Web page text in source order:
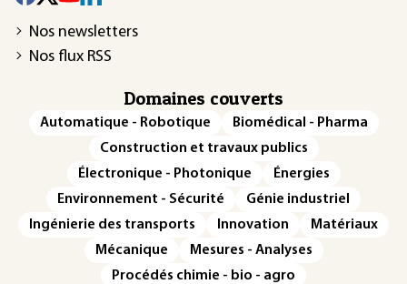
Nos newsletters
Nos flux RSS
Domaines couverts
Automatique - Robotique
Biomédical - Pharma
Construction et travaux publics
Électronique - Photonique
Énergies
Environnement - Sécurité
Génie industriel
Ingénierie des transports
Innovation
Matériaux
Mécanique
Mesures - Analyses
Procédés chimie - bio - agro